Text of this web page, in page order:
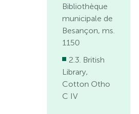
Bibliothèque
municipale de
Besançon, ms.
1150
2.3. British
Library,
Cotton Otho
C IV